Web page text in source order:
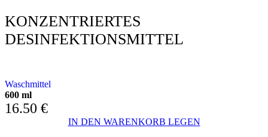
KONZENTRIERTES
DESINFEKTIONSMITTEL
Waschmittel
600 ml
16.50 €
IN DEN WARENKORB LEGEN